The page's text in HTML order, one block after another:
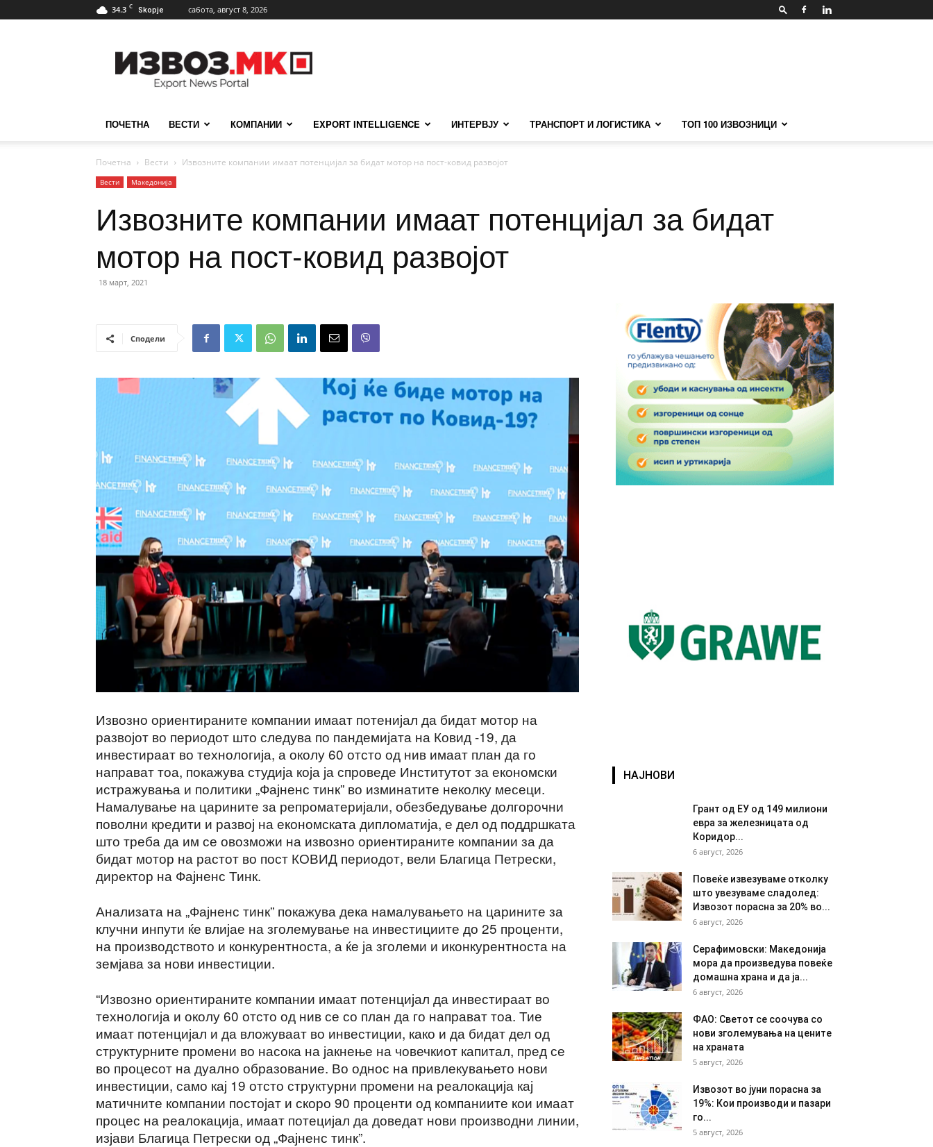
34.3 C Skopje сабота, август 8, 2026
ПОЧЕТНА ВЕСТИ КОМПАНИИ EXPORT INTELLIGENCE ИНТЕРВЈУ ТРАНСПОРТ И ЛОГИСТИКА ТОП 100 ИЗВОЗНИЦИ
Почетна Вести Извозните компании имаат потенцијал за бидат мотор на пост-ковид развојот
Вести Македонија
Извозните компании имаат потенцијал за бидат
мотор на пост-ковид развојот
18 март, 2021
Сподели
Извозно ориентираните компании имаат потенијал да бидат мотор на
развојот во периодот што следува по пандемијата на Ковид -19, да
инвестираат во технологија, а околу 60 отсто од нив имаат план да го
направат тоа, покажува студија која ја спроведе Институтот за економски
истражувања и политики „Фајненс тинк” во изминатите неколку месеци.
Намалување на царините за репроматеријали, обезбедување долгорочни
поволни кредити и развој на економската дипломатија, е дел од поддршката
што треба да им се овозможи на извозно ориентираните компании за да
бидат мотор на растот во пост КОВИД периодот, вели Благица Петрески,
директор на Фајненс Тинк.
Анализата на „Фајненс тинк” покажува дека намалувањето на царините за
клучни инпути ќе влијае на зголемување на инвестициите до 25 проценти,
на производството и конкурентноста, а ќе ја зголеми и иконкурентноста на
земјава за нови инвестиции.
“Извозно ориентираните компании имаат потенцијал да инвестираат во
технологија и околу 60 отсто од нив се со план да го направат тоа. Тие
имаат потенцијал и да вложуваат во инвестиции, како и да бидат дел од
структурните промени во насока на јакнење на човечкиот капитал, пред се
во процесот на дуално образование. Во однос на привлекувањето нови
инвестиции, само кај 19 отсто структурни промени на реалокација кај
матичните компании постојат и скоро 90 проценти од компаниите кои имаат
процес на реалокација, имаат потецијал да доведат нови производни линии,
изјави Благица Петрески од „Фајненс тинк”.
НАЈНОВИ
Грант од ЕУ од 149 милиони
евра за железницата од
Коридор...
6 август, 2026
Повеќе извезуваме отколку
што увезуваме сладолед:
Извозот порасна за 20% во...
6 август, 2026
Серафимовски: Македонија
мора да произведува повеќе
домашна храна и да ја...
6 август, 2026
ФАО: Светот се соочува со
нови зголемувања на цените
на храната
5 август, 2026
Извозот во јуни порасна за
19%: Кои производи и пазари
го...
5 август, 2026